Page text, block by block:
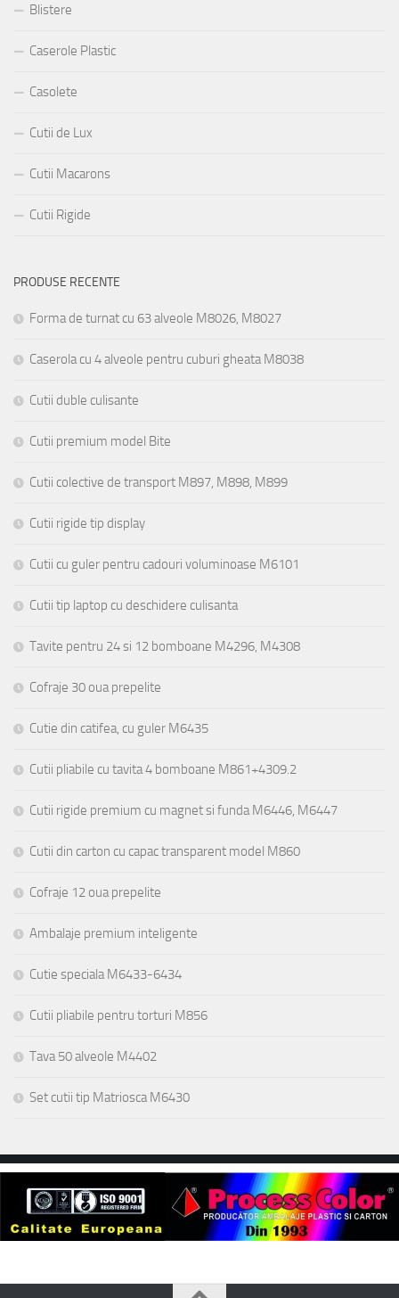
Blistere
Caserole Plastic
Casolete
Cutii de Lux
Cutii Macarons
Cutii Rigide
PRODUSE RECENTE
Forma de turnat cu 63 alveole M8026, M8027
Caserola cu 4 alveole pentru cuburi gheata M8038
Cutii duble culisante
Cutii premium model Bite
Cutii colective de transport M897, M898, M899
Cutii rigide tip display
Cutii cu guler pentru cadouri voluminoase M6101
Cutii tip laptop cu deschidere culisanta
Tavite pentru 24 si 12 bomboane M4296, M4308
Cofraje 30 oua prepelite
Cutie din catifea, cu guler M6435
Cutii pliabile cu tavita 4 bomboane M861+4309.2
Cutii rigide premium cu magnet si funda M6446, M6447
Cutii din carton cu capac transparent model M860
Cofraje 12 oua prepelite
Ambalaje premium inteligente
Cutie speciala M6433-6434
Cutii pliabile pentru torturi M856
Tava 50 alveole M4402
Set cutii tip Matriosca M6430